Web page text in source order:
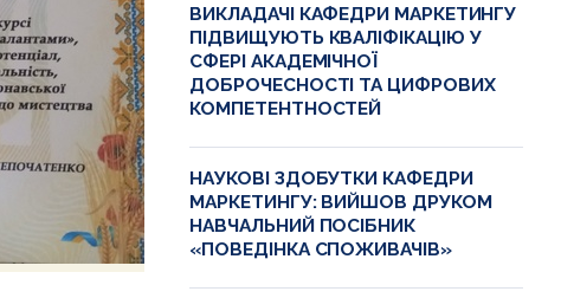
ВИКЛАДАЧІ КАФЕДРИ МАРКЕТИНГУ
ПІДВИЩУЮТЬ КВАЛІФІКАЦІЮ У
СФЕРІ АКАДЕМІЧНОЇ
ДОБРОЧЕСНОСТІ ТА ЦИФРОВИХ
КОМПЕТЕНТНОСТЕЙ
НАУКОВІ ЗДОБУТКИ КАФЕДРИ
МАРКЕТИНГУ: ВИЙШОВ ДРУКОМ
НАВЧАЛЬНИЙ ПОСІБНИК
«ПОВЕДІНКА СПОЖИВАЧІВ»